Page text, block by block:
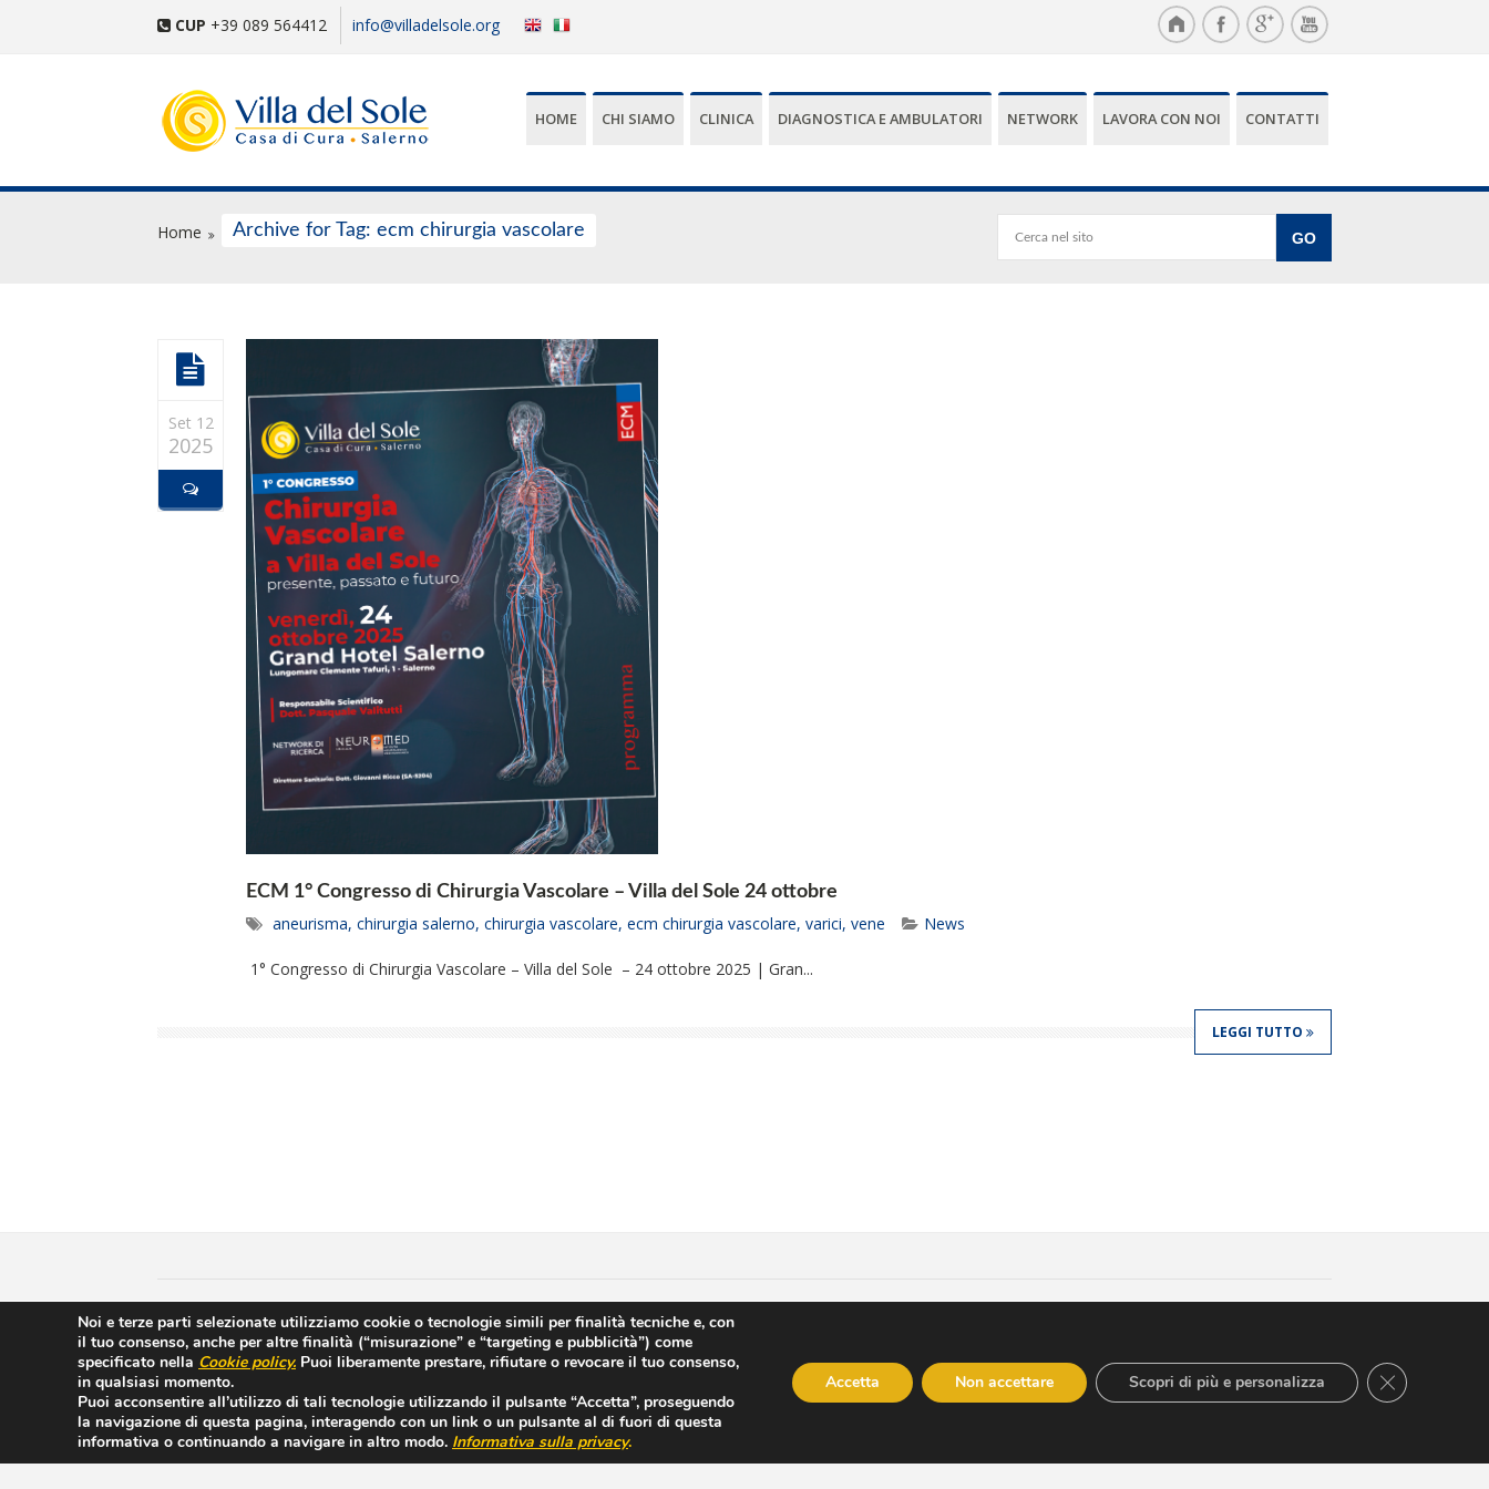
CUP +39 089 564412 info@villadelsole.org
HOME CHI SIAMO CLINICA DIAGNOSTICA E AMBULATORI NETWORK LAVORA CON NOI CONTATTI
Home Archive for Tag: ecm chirurgia vascolare
Set 12
2025
ECM 1° Congresso di Chirurgia Vascolare – Villa del Sole 24 ottobre
aneurisma, chirurgia salerno, chirurgia vascolare, ecm chirurgia vascolare, varici, vene News
1° Congresso di Chirurgia Vascolare – Villa del Sole – 24 ottobre 2025 | Gran...
LEGGI TUTTO
Copyright © 2018 Casa di Cura Villa del Sole |Lavora con noi |Privacy Policy|
Hyppocratica S.P.A. - Casa Di Cura Villa Del Sole - Cap. Soc. € 120120 - Numero REA IS 208814 - P.IVA/Cod. Fiscale 00550600654 - hyppocraticaspa@arubapec.it -
Sottoposto alla direzione e coordinamento di ICM Istituto Clinico Mediterraneo SpA
Noi e terze parti selezionate utilizziamo cookie o tecnologie simili per finalità tecniche e, con
il tuo consenso, anche per altre finalità (“misurazione” e “targeting e pubblicità”) come
specificato nella Cookie policy. Puoi liberamente prestare, rifiutare o revocare il tuo consenso,
in qualsiasi momento.
Puoi acconsentire all’utilizzo di tali tecnologie utilizzando il pulsante “Accetta”, proseguendo
la navigazione di questa pagina, interagendo con un link o un pulsante al di fuori di questa
informativa o continuando a navigare in altro modo. Informativa sulla privacy.
Accetta Non accettare Scopri di più e personalizza CLOSE